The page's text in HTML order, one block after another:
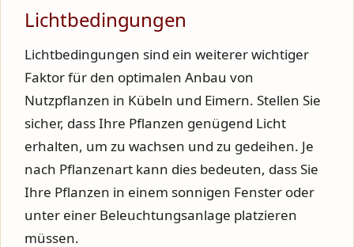
Lichtbedingungen
Lichtbedingungen sind ein weiterer wichtiger
Faktor für den optimalen Anbau von
Nutzpflanzen in Kübeln und Eimern. Stellen Sie
sicher, dass Ihre Pflanzen genügend Licht
erhalten, um zu wachsen und zu gedeihen. Je
nach Pflanzenart kann dies bedeuten, dass Sie
Ihre Pflanzen in einem sonnigen Fenster oder
unter einer Beleuchtungsanlage platzieren
müssen.